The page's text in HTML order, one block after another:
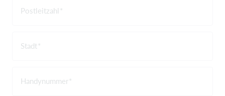
Postleitzahl
Stadt
Handynummer